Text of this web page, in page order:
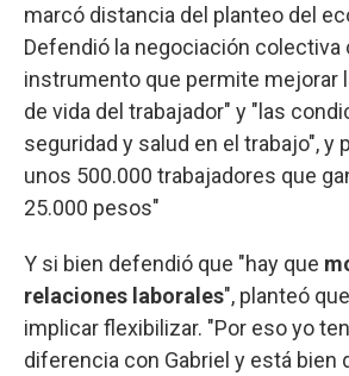
marcó distancia del planteo del
Defendió la negociación colectiva
instrumento que permite mejorar
de vida del trabajador" y "las
seguridad y salud en el trabajo", y
unos 500.000 trabajadores que
25.000 pesos"
Y si bien defendió que "hay que
relaciones laborales", planteó
implicar flexibilizar. "Por eso yo
diferencia con Gabriel y está bien